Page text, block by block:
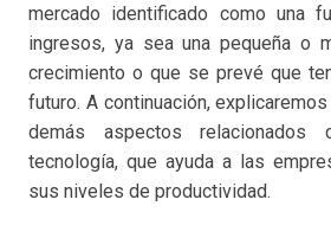
mercado identificado como una
ingresos, ya sea una pequeña o
crecimiento o que se prevé que
futuro. A continuación,
demás aspectos
tecnología, que ayuda a las
sus niveles de productividad.